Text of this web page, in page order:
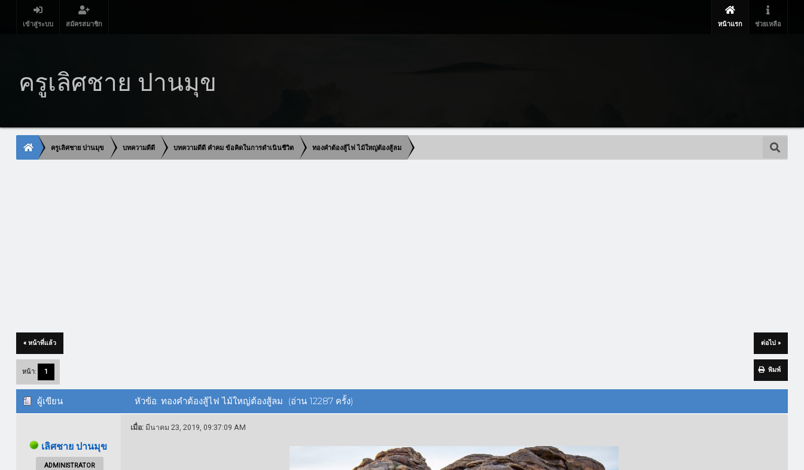
เข้าสู่ระบบ สมัครสมาชิก หน้าแรก ช่วยเหลือ
ครูเลิศชาย ปานมุข
ครูเลิศชาย ปานมุข บทความดีดี บทความดีดี คำคม ข้อคิดในการดำเนินชีวิต ทองคำต้องสู้ไฟ ไม้ใหญ่ต้องสู้ลม
« หน้าที่แล้ว ต่อไป »
พิมพ์
หน้า: 1
ผู้เขียน หัวข้อ: ทองคำต้องสู้ไฟ ไม้ใหญ่ต้องสู้ลม (อ่าน 12287 ครั้ง)
เลิศชาย ปานมุข
ADMINISTRATOR
เมื่อ:มีนาคม 23, 2019, 09:37:09 AM